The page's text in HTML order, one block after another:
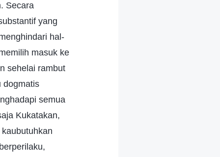
Secara
yang
hal-
masuk ke
sehelai rambut
dogmatis
semua
Kukatakan,